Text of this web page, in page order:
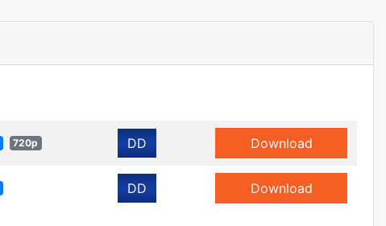
720p DD Download
DD Download